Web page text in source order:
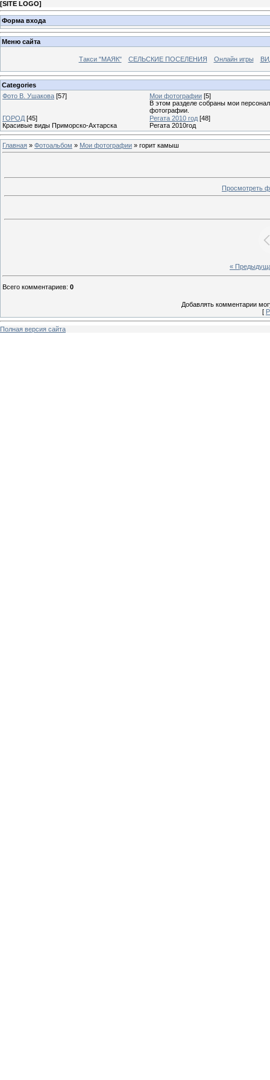
[SITE LOGO]
Форма входа
Меню сайта
Такси "МАЯК" СЕЛЬСКИЕ ПОСЕЛЕНИЯ Онлайн игры
Categories
Фото В. Ушакова [57] Мои фотографии [5]
В этом разделе собраны мои
фотографии.
ГОРОД [45]
Красивые виды Приморско-Ахтарска
Регата 2010 год [48]
Регата 2010год
Главная » Фотоальбом » Мои фотографии » горит камыш
Просмотреть
«
Всего комментариев: 0
Добавлять комментарии
[
Полная версия сайта